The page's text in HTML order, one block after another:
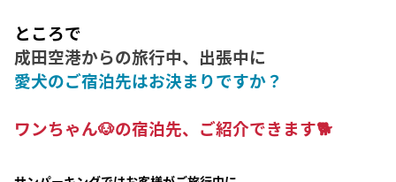
ところで
成田空港からの旅行中、出張中に
愛犬のご宿泊先はお決まりですか？
ワンちゃん🐶の宿泊先、ご紹介できます🐕